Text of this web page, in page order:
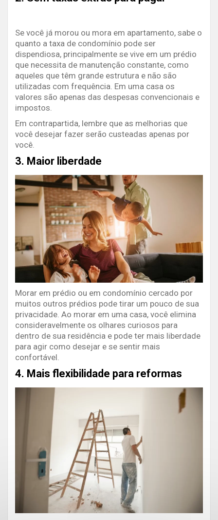
Se você já morou ou mora em apartamento, sabe o
quanto a taxa de condomínio pode ser
dispendiosa, principalmente se vive em um prédio
que necessita de manutenção constante, como
aqueles que têm grande estrutura e não são
utilizadas com frequência. Em uma casa os
valores são apenas das despesas convencionais e
impostos.
Em contrapartida, lembre que as melhorias que
você desejar fazer serão custeadas apenas por
você.
3. Maior liberdade
Morar em prédio ou em condomínio cercado por
muitos outros prédios pode tirar um pouco de sua
privacidade. Ao morar em uma casa, você elimina
consideravelmente os olhares curiosos para
dentro de sua residência e pode ter mais liberdade
para agir como desejar e se sentir mais
confortável.
4. Mais flexibilidade para reformas